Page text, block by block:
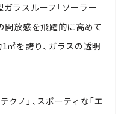
ラスルーフ「ソーラー
開放感を飛躍的に高めて
㎡を誇り、ガラスの透明
クノ」、スポーティな「エ